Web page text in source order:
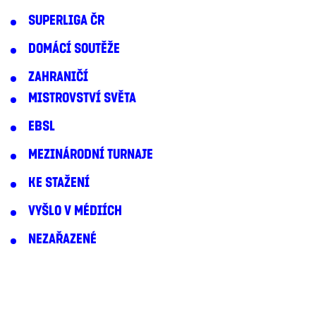
SUPERLIGA ČR
DOMÁCÍ SOUTĚŽE
ZAHRANIČÍ
MISTROVSTVÍ SVĚTA
EBSL
MEZINÁRODNÍ TURNAJE
KE STAŽENÍ
VYŠLO V MÉDIÍCH
NEZAŘAZENÉ